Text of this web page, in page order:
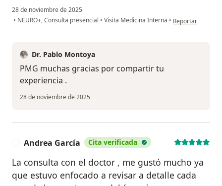
28 de noviembre de 2025
• NEURO+, Consulta presencial • Visita Medicina Interna • en opinión del
Reportar
Dr. Pablo Montoya
PMG muchas gracias por compartir tu
experiencia .
28 de noviembre de 2025
Andrea García Cita verificada
La consulta con el doctor , me gustó mucho ya
que estuvo enfocado a revisar a detalle cada